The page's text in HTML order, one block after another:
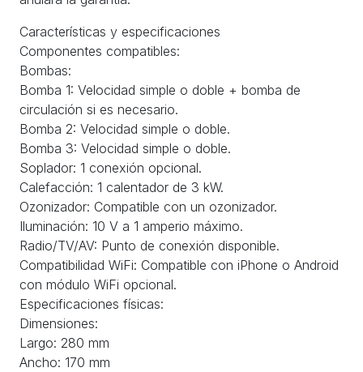
Características y especificaciones
Componentes compatibles:
Bombas:
Bomba 1: Velocidad simple o doble + bomba de
circulación si es necesario.
Bomba 2: Velocidad simple o doble.
Bomba 3: Velocidad simple o doble.
Soplador: 1 conexión opcional.
Calefacción: 1 calentador de 3 kW.
Ozonizador: Compatible con un ozonizador.
Iluminación: 10 V a 1 amperio máximo.
Radio/TV/AV: Punto de conexión disponible.
Compatibilidad WiFi: Compatible con iPhone o Android
con módulo WiFi opcional.
Especificaciones físicas:
Dimensiones:
Largo: 280 mm
Ancho: 170 mm